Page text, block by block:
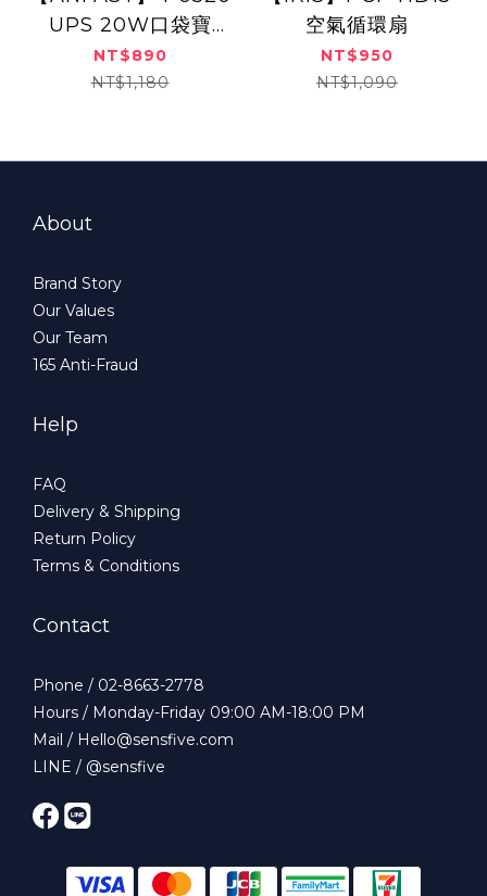
UPS 20W口袋寶
(Type-C)
(Lightning)
NT$890
NT$1,180
空氣循環扇
NT$950
NT$1,090
About
Brand Story
Our Values
Our Team
165 Anti-Fraud
Help
FAQ
Delivery & Shipping
Return Policy
Terms & Conditions
Contact
Phone / 02-8663-2778
Hours / Monday-Friday 09:00 AM-18:00 PM
Mail / Hello@sensfive.com
LINE / @sensfive